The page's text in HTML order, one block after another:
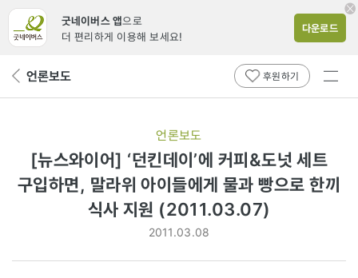
굿네이버스 앱으로
더 편리하게 이용해 보세요!
다운로드
뒤 언론보도 후원하기
전체
언론보도
[뉴스와이어] ‘던킨데이’에 커피&도넛 세트
구입하면, 말라위 아이들에게 물과 빵으로 한끼
식사 지원 (2011.03.07)
2011.03.08